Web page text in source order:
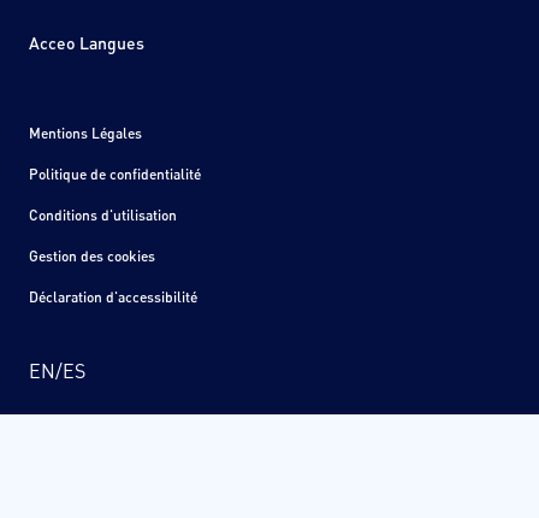
Acceo Langues
EN/ES
Mentions Légales
Politique de confidentialité
Conditions d'utilisation
Gestion des cookies
Déclaration d'accessibilité